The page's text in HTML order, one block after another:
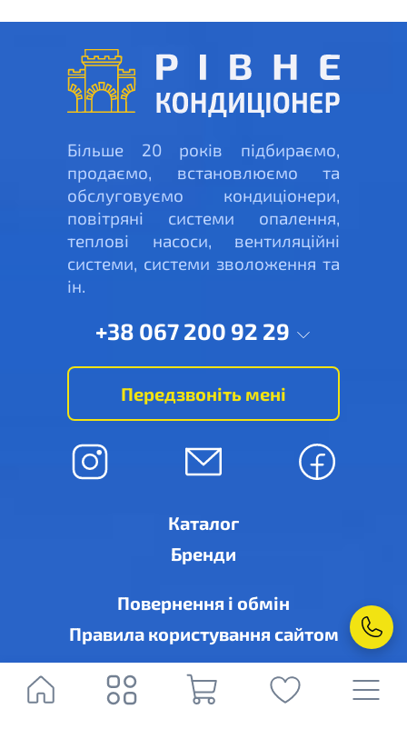
Більше 20 років підбираємо,
продаємо, встановлюємо та
обслуговуємо кондиціонери,
повітряні системи опалення,
теплові насоси, вентиляційні
системи, системи зволоження та
ін.
+38 067 200 92 29
Передзвоніть мені
Каталог
Бренди
Повернення і обмін
Правила користування сайтом
© Рівне-кондиціонер, м. Рівне, вул. Дубенська, 6-А